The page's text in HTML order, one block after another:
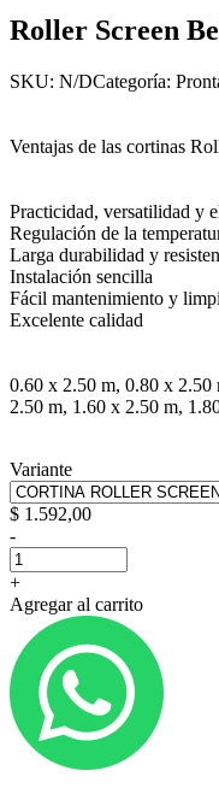
Roller Screen
SKU: N/DCategoría:
Ventajas de las cortinas
Practicidad, versatilidad y
Regulación de la
Larga durabilidad y
Instalación sencilla
Fácil mantenimiento y
Excelente calidad
0.60 x 2.50 m, 0.80 x
2.50 m, 1.60 x 2.50 m,
Variante
$ 1.592,00
-
+
Agregar al carrito